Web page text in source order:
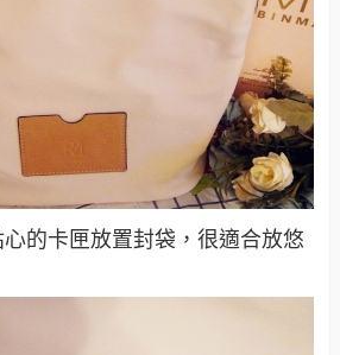
的卡匣放置封袋，很適合放悠